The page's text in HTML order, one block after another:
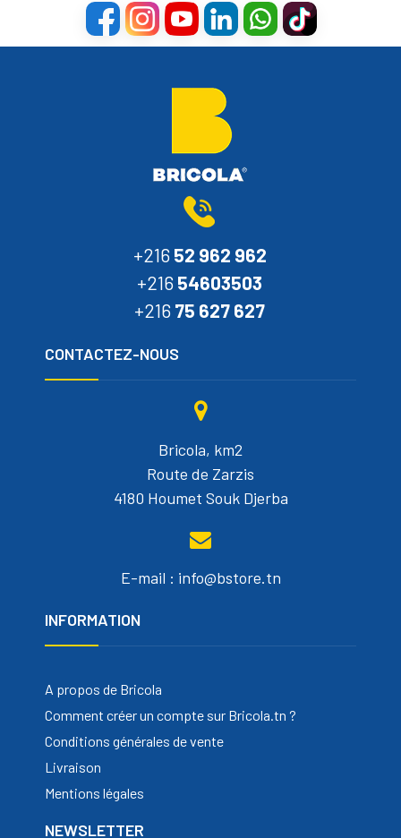
+216 52 962 962
+216 54603503
+216 75 627 627
CONTACTEZ-NOUS
Bricola, km2
Route de Zarzis
4180 Houmet Souk Djerba
E-mail : info@bstore.tn
INFORMATION
A propos de Bricola
Comment créer un compte sur Bricola.tn ?
Conditions générales de vente
Livraison
Mentions légales
NEWSLETTER